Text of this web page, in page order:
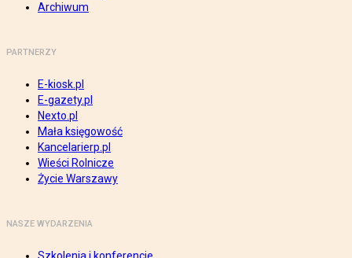
Archiwum
PARTNERZY
E-kiosk.pl
E-gazety.pl
Nexto.pl
Mała księgowość
Kancelarierp.pl
Wieści Rolnicze
Życie Warszawy
NASZE WYDARZENIA